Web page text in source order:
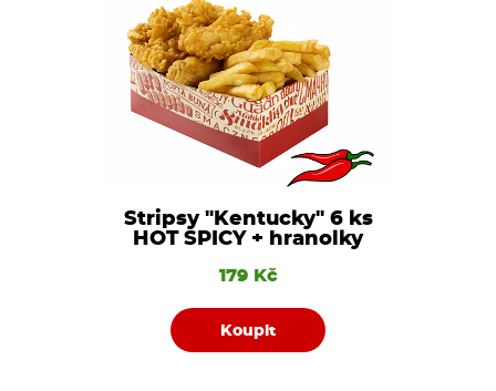
Stripsy "Kentucky" 6 ks
HOT SPICY + hranolky
179 Kč
Koupit